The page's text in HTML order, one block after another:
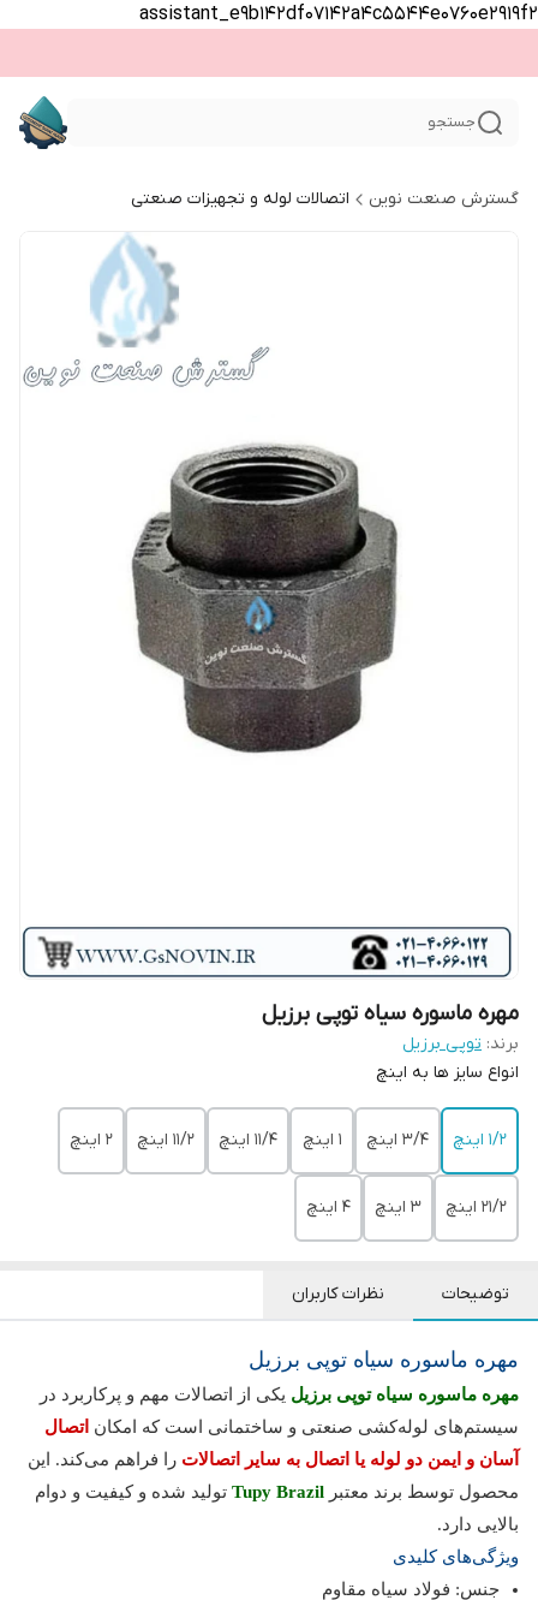
assistant_e9b142df07142a4c5544e0760e2919f2
جستجو
گسترش صنعت نوین اتصالات لوله و تجهیزات صنعتی
مهره ماسوره سیاه توپی برزیل
برند: توپی برزیل
انواع سایز ها به اینچ
1/2 اینچ 3/4 اینچ 1 اینچ 11/4 اینچ 11/2 اینچ 2 اینچ
21/2 اینچ 3 اینچ 4 اینچ
توضیحات نظرات کاربران
مهره ماسوره سیاه توپی برزیل
مهره ماسوره سیاه توپی برزیل یکی از اتصالات مهم و پرکاربرد در
سیستم‌های لوله‌کشی صنعتی و ساختمانی است که امکان اتصال
آسان و ایمن دو لوله یا اتصال به سایر اتصالات را فراهم می‌کند. این
محصول توسط برند معتبر Tupy Brazil تولید شده و کیفیت و دوام
بالایی دارد.
ویژگی‌های کلیدی
جنس: فولاد سیاه مقاوم